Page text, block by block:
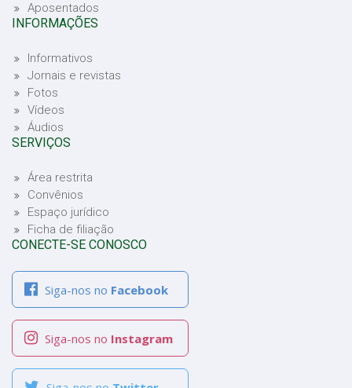
Aposentados
INFORMAÇÕES
Informativos
Jornais e revistas
Fotos
Vídeos
Áudios
SERVIÇOS
Área restrita
Convênios
Espaço jurídico
Ficha de filiação
CONECTE-SE CONOSCO
Siga-nos no Facebook
Siga-nos no Instagram